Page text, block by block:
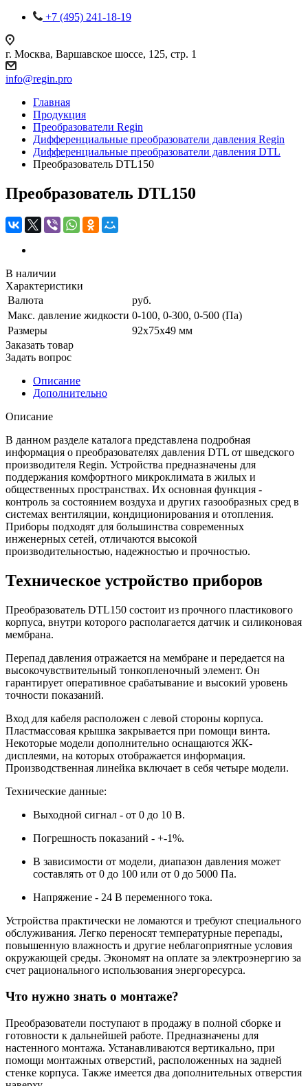
+7 (495) 241-18-19
г. Москва, Варшавское шоссе, 125, стр. 1
info@regin.pro
Главная
Продукция
Преобразователи Regin
Дифференциальные преобразователи давления Regin
Дифференциальные преобразователи давления DTL
Преобразователь DTL150
Преобразователь DTL150
В наличии
Характеристики
Валюта
руб.
Макс. давление жидкости 0-100, 0-300, 0-500 (Па)
Размеры
92х75х49 мм
Заказать товар
Задать вопрос
Описание
Дополнительно
Описание
В данном разделе каталога представлена подробная
информация о преобразователях давления DTL от шведского
производителя Regin. Устройства предназначены для
поддержания комфортного микроклимата в жилых и
общественных пространствах. Их основная функция -
контроль за состоянием воздуха и других газообразных сред в
системах вентиляции, кондиционирования и отопления.
Приборы подходят для большинства современных
инженерных сетей, отличаются высокой
производительностью, надежностью и прочностью.
Техническое устройство приборов
Преобразователь DTL150 состоит из прочного пластикового
корпуса, внутри которого располагается датчик и силиконовая
мембрана.
Перепад давления отражается на мембране и передается на
высокочувствительный тонкопленочный элемент. Он
гарантирует оперативное срабатывание и высокий уровень
точности показаний.
Вход для кабеля расположен с левой стороны корпуса.
Пластмассовая крышка закрывается при помощи винта.
Некоторые модели дополнительно оснащаются ЖК-
дисплеями, на которых отображается информация.
Производственная линейка включает в себя четыре модели.
Технические данные:
Выходной сигнал - от 0 до 10 В.
Погрешность показаний - +-1%.
В зависимости от модели, диапазон давления может
составлять от 0 до 100 или от 0 до 5000 Па.
Напряжение - 24 В переменного тока.
Устройства практически не ломаются и требуют специального
обслуживания. Легко переносят температурные перепады,
повышенную влажность и другие неблагоприятные условия
окружающей среды. Экономят на оплате за электроэнергию за
счет рационального использования энергоресурса.
Что нужно знать о монтаже?
Преобразователи поступают в продажу в полной сборке и
готовности к дальнейшей работе. Предназначены для
настенного монтажа. Устанавливаются вертикально, при
помощи монтажных отверстий, расположенных на задней
стенке корпуса. Также имеется два дополнительных отверстия